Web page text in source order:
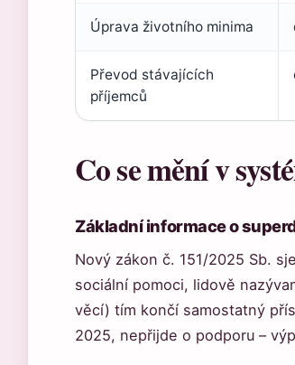
Úprava životního minima
Převod stávajících
příjemců
Co se mění v
Základní informace o
Nový zákon č. 151/2025 Sb.
sociální pomoci, lidově
věcí) tím končí samostatný
2025, nepřijde o podporu –